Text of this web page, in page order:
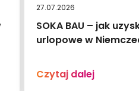
27.07.2026
SOKA BAU – jak
urlopowe w
Czytaj dalej